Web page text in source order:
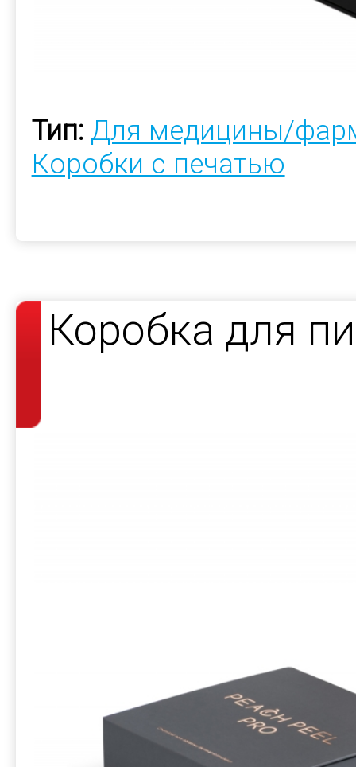
Тип: Для медицины/
Коробки с печатью
Коробка для